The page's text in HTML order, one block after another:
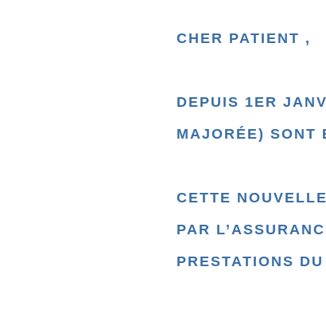
CHER PATIENT ,
DEPUIS 1ER
MAJORÉE) SONT
CETTE
PAR
PRESTATIONS